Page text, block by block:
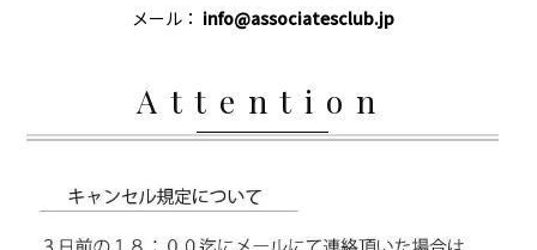
メール： info@associatesclub.jp
Attention